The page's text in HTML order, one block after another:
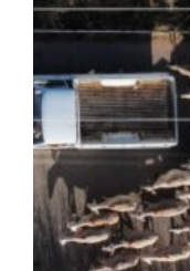
στον Υμηττό